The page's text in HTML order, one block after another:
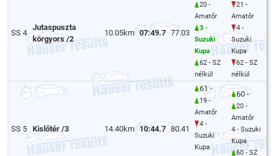
SS 4
Jutaspuszta
körgyors /2
10.05km 07:49.7 77.03
20 -
Amatőr
3 -
Suzuki
Kupa
62 - SZ
nélkül
21 -
Amatőr
4 -
Suzuki
Kupa
62 - SZ
nélkül
SS 5 Kislőtér /3 14.40km 10:44.7 80.41
61 -
19 -
Amatőr
4 -
Suzuki
Kupa
60 -
20 -
Amatőr
4 - Suzuki
Kupa
60 - SZ